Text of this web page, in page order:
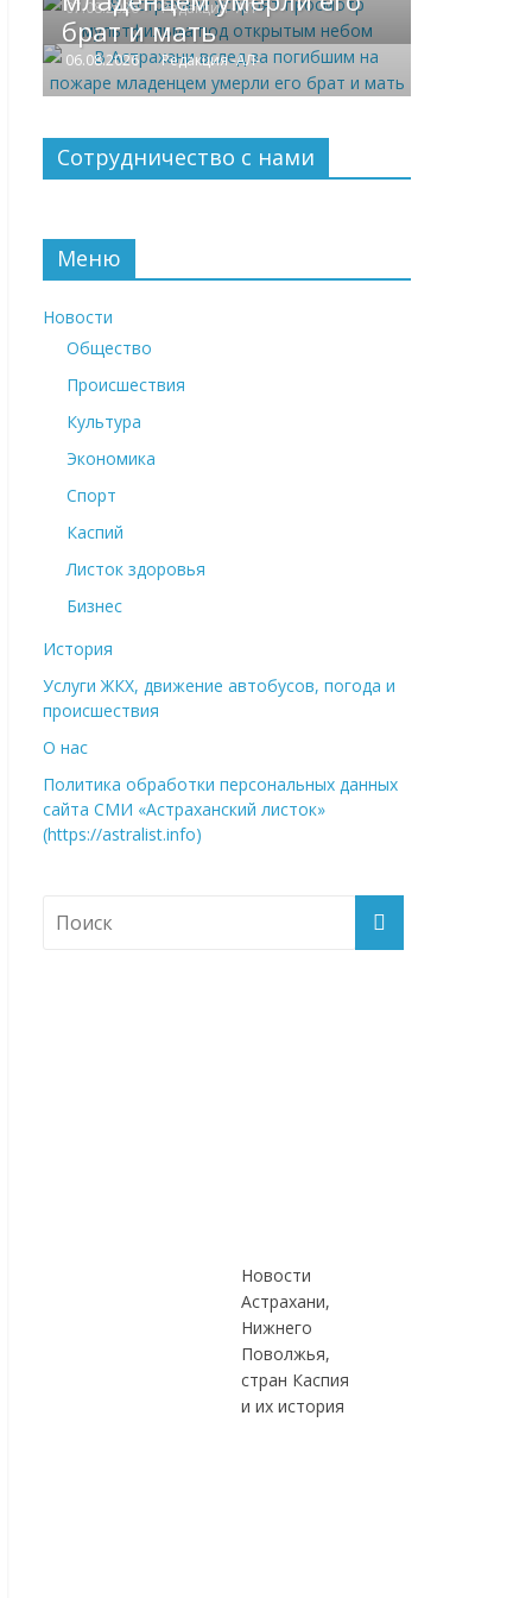
07.08.2026 Редакция -АЛ-
брат и мать
06.08.2026 Редакция -АЛ-
Сотрудничество с нами
Меню
Новости
Общество
Происшествия
Культура
Экономика
Спорт
Каспий
Листок здоровья
Бизнес
История
Услуги ЖКХ, движение автобусов, погода и
происшествия
О нас
Политика обработки персональных данных
сайта СМИ «Астраханский листок»
(https://astralist.info)
Новости
Астрахани,
Нижнего
Поволжья,
стран Каспия
и их история